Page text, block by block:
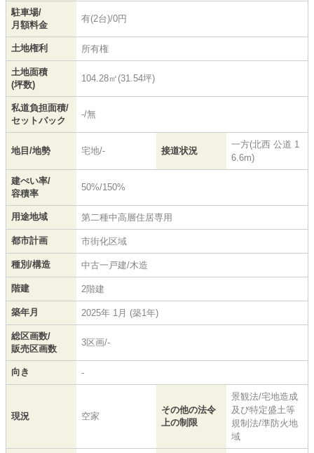
駐車場/
月額料金
有(2台)/0円
土地権利 所有権
土地面積
(坪数)
104.28㎡(31.54坪)
私道負担面積/
セットバック
-/無
地目/地勢 宅地/- 接道状況
一方(北西 公道 1
6.6m)
建ぺい率/
容積率
50%/150%
用途地域 第二種中高層住居専用
都市計画 市街化区域
種別/構造 中古一戸建/木造
階建 2階建
築年月 2025年 1月 (築1年)
総区画数/
販売区画数
3区画/-
向き -
現況 空家
その他の法令
上の制限
景観法/宅地造成
及び特定盛土等
規制法/準防火地
域